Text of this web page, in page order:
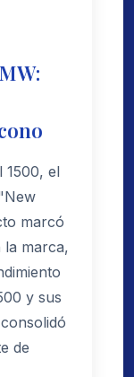
1500, el
marcó
marca,
y sus
de